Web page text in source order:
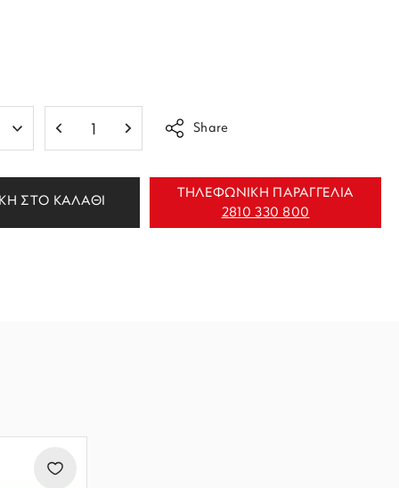
Share
ΣΤΟ ΚΑΛΑΘΙ
ΤΗΛΕΦΩΝΙΚΗ ΠΑΡΑΓΓΕΛΙΑ
2810 330 800